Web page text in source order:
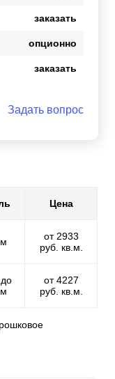
заказать
опционно
заказать
Задать вопрос
Цена
от 2933
руб. кв.м.
от 4227
руб. кв.м.